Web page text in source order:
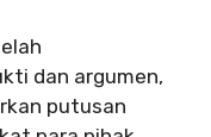
dan argumen,
putusan